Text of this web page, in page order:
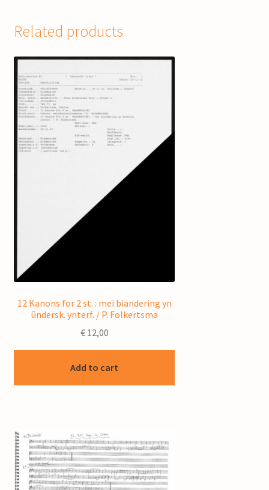
Related products
12 Kanons for 2 st. : mei biandering yn
ûndersk. ynterf. / P. Folkertsma
€12,00
Add to cart